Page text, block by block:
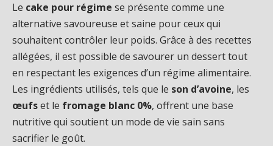
Le cake pour régime se présente comme une
alternative savoureuse et saine pour ceux qui
souhaitent contrôler leur poids. Grâce à des recettes
allégées, il est possible de savourer un dessert tout
en respectant les exigences d’un régime alimentaire.
Les ingrédients utilisés, tels que le son d’avoine, les
œufset le fromage blanc 0%, offrent une base
nutritive qui soutient un mode de vie sain sans
sacrifier le goût.